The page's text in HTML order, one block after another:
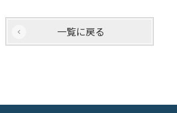
一覧に戻る